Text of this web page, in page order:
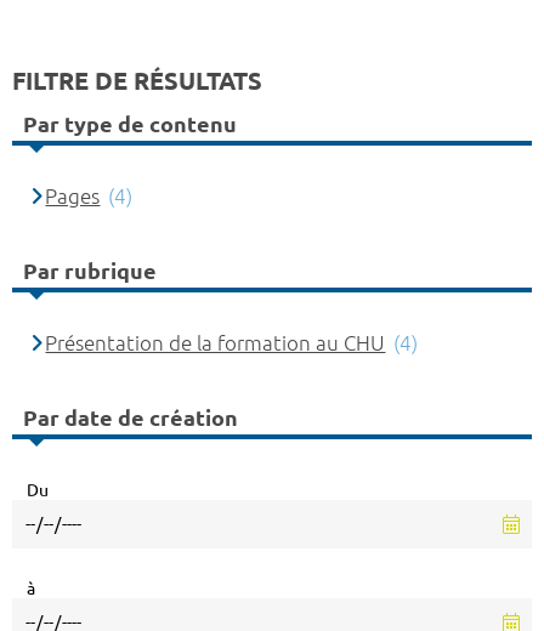
FILTRE DE RÉSULTATS
Par type de contenu
Pages (4)
Par rubrique
Présentation de la formation au CHU (4)
Par date de création
Du
à